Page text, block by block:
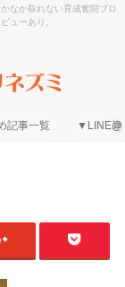
なか取れない育成奮闘ブロ
ューあり。
記事一覧 ▼LINE@